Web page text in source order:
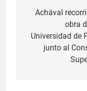
Achával
obra
Universidad de
junto al